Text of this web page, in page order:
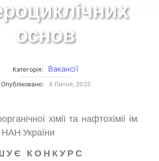
основ
Категорія: Вакансії
Опубліковано: 4 Липня, 2025
хімії та нафтохімії ім.
України
У Є К О Н К У Р С